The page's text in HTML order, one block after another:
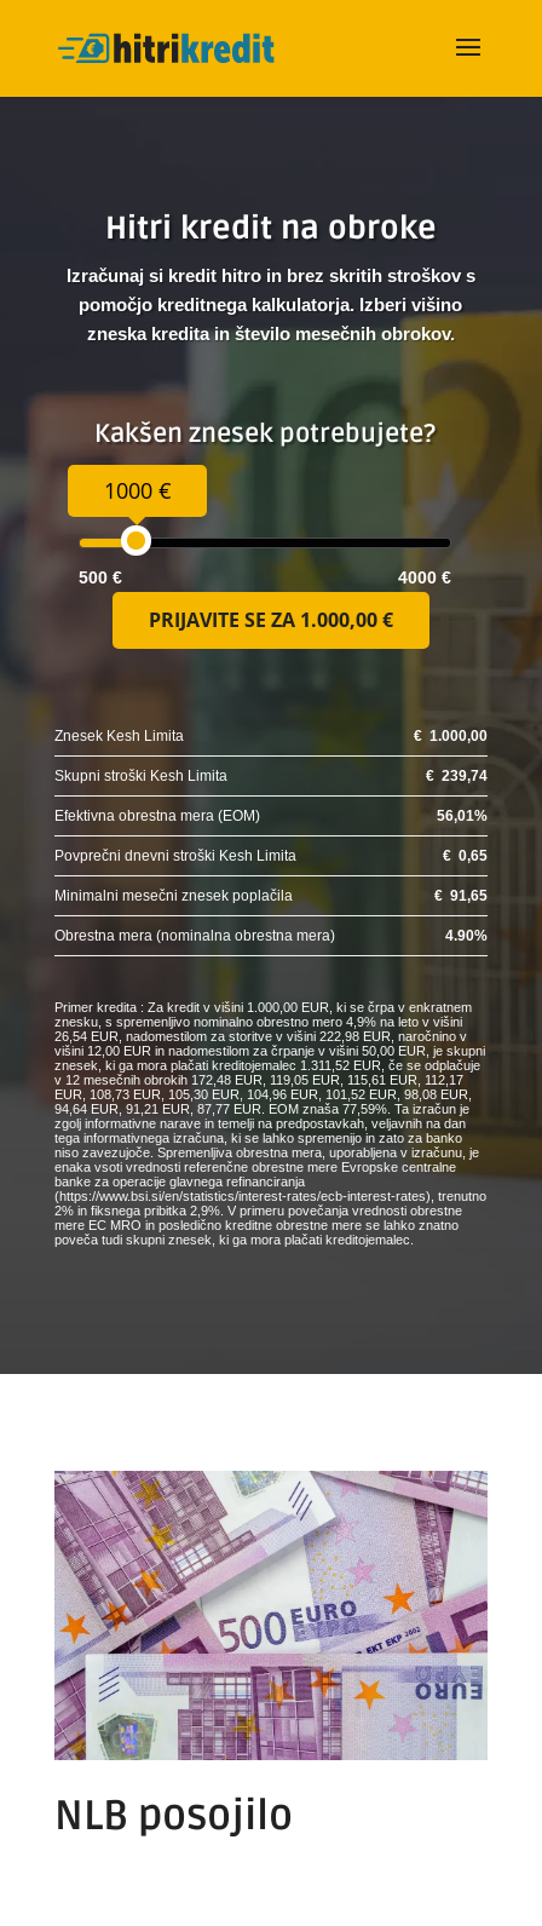
Hitri kredit na obroke
Izračunaj si kredit hitro in brez skritih stroškov s
pomočjo kreditnega kalkulatorja. Izberi višino
zneska kredita in število mesečnih obrokov.
Kakšen znesek potrebujete?
1000 €
500 € 4000 €
PRIJAVITE SE ZA 1.000,00 €
Znesek Kesh Limita €1.000,00
Skupni stroški Kesh Limita €239,74
Efektivna obrestna mera (EOM) 56,01%
Povprečni dnevni stroški Kesh Limita €0,65
Minimalni mesečni znesek poplačila €91,65
Obrestna mera (nominalna obrestna mera) 4.90%
Primer kredita : Za kredit v višini 1.000,00 EUR, ki se črpa v enkratnem
znesku, s spremenljivo nominalno obrestno mero 4,9% na leto v višini
26,54 EUR, nadomestilom za storitve v višini 222,98 EUR, naročnino v
višini 12,00 EUR in nadomestilom za črpanje v višini 50,00 EUR, je skupni
znesek, ki ga mora plačati kreditojemalec 1.311,52 EUR, če se odplačuje
v 12 mesečnih obrokih 172,48 EUR, 119,05 EUR, 115,61 EUR, 112,17
EUR, 108,73 EUR, 105,30 EUR, 104,96 EUR, 101,52 EUR, 98,08 EUR,
94,64 EUR, 91,21 EUR, 87,77 EUR. EOM znaša 77,59%. Ta izračun je
zgolj informativne narave in temelji na predpostavkah, veljavnih na dan
tega informativnega izračuna, ki se lahko spremenijo in zato za banko
niso zavezujoče. Spremenljiva obrestna mera, uporabljena v izračunu, je
enaka vsoti vrednosti referenčne obrestne mere Evropske centralne
banke za operacije glavnega refinanciranja
(https://www.bsi.si/en/statistics/interest-rates/ecb-interest-rates), trenutno
2% in fiksnega pribitka 2,9%. V primeru povečanja vrednosti obrestne
mere EC MRO in posledično kreditne obrestne mere se lahko znatno
poveča tudi skupni znesek, ki ga mora plačati kreditojemalec.
NLB posojilo